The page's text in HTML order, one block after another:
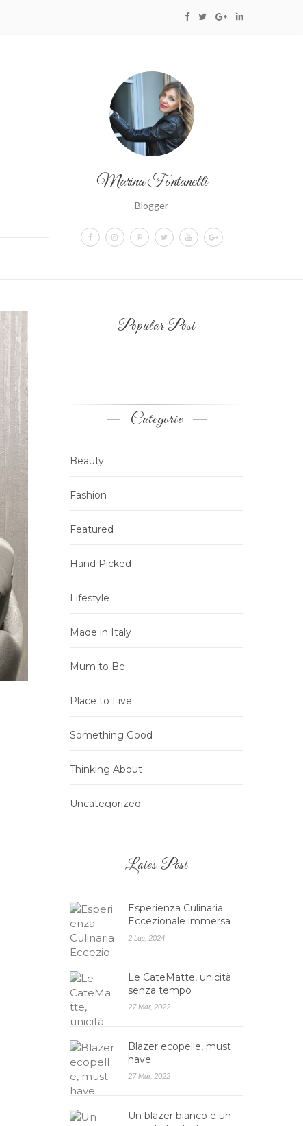
Marina Fontanelli
Blogger
Popular Post
Categorie
Beauty
Fashion
Featured
Hand Picked
Lifestyle
Made in Italy
Mum to Be
Place to Live
Something Good
Thinking About
Uncategorized
Lates Post
Esperienza Culinaria
Eccezionale immersa
nella Natura: Agrires…
2 Lug, 2024
Le CateMatte, unicità
senza tempo
27 Mar, 2022
Blazer ecopelle, must
have
27 Mar, 2022
Un blazer bianco e un